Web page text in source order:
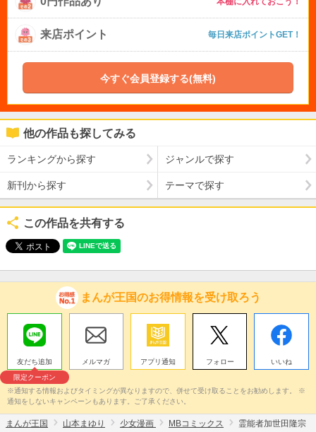
来店ポイント 毎日来店ポイントGET！
今すぐ会員登録する(無料)
他の作品も探してみる
ランキングから探す ジャンルで探す
新刊から探す テーマで探す
この作品を共有する
まんが王国のお得情報を受け取ろう
友だち追加
限定クーポン
メルマガ アプリ通知 フォロー いいね
※通知する情報およびタイミングが異なりますので、併せて受け取ることをお勧めします。 ※
通知をしないキャンペーンもあります。ご了承ください。
まんが王国 山本まゆり 少女漫画 MBコミックス 霊能者加世田隆宗